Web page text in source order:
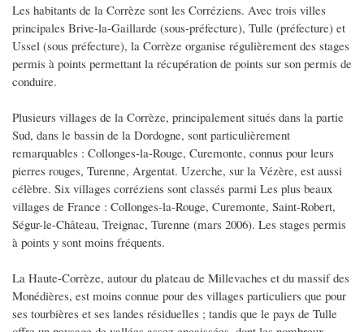
Les habitants de la Corrèze sont les Corréziens. Avec trois villes
principales Brive-la-Gaillarde (sous-préfecture), Tulle (préfecture) et
Ussel (sous préfecture), la Corrèze organise régulièrement des stages
permis à points permettant la récupération de points sur son permis de
conduire.
Plusieurs villages de la Corrèze, principalement situés dans la partie
Sud, dans le bassin de la Dordogne, sont particulièrement
remarquables : Collonges-la-Rouge, Curemonte, connus pour leurs
pierres rouges, Turenne, Argentat. Uzerche, sur la Vézère, est aussi
célèbre. Six villages corréziens sont classés parmi Les plus beaux
villages de France : Collonges-la-Rouge, Curemonte, Saint-Robert,
Ségur-le-Château, Treignac, Turenne (mars 2006). Les stages permis
à points y sont moins fréquents.
La Haute-Corrèze, autour du plateau de Millevaches et du massif des
Monédières, est moins connue pour des villages particuliers que pour
ses tourbières et ses landes résiduelles ; tandis que le pays de Tulle